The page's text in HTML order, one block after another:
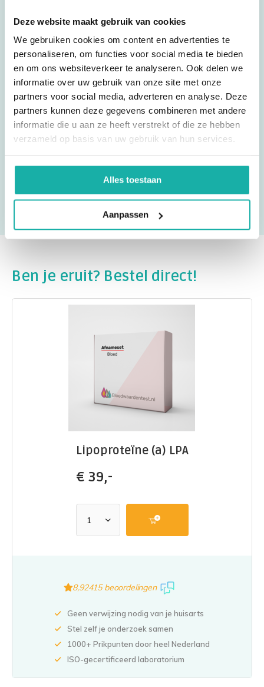
Deze website maakt gebruik van cookies
We gebruiken cookies om content en advertenties te
personaliseren, om functies voor social media te bieden
en om ons websiteverkeer te analyseren. Ook delen we
informatie over uw gebruik van onze site met onze
partners voor social media, adverteren en analyse. Deze
partners kunnen deze gegevens combineren met andere
informatie die u aan ze heeft verstrekt of die ze hebben
verzameld op basis van uw gebruik van hun services.
Alles toestaan
Aanpassen
Ik test hier regelmatig. Uitslag is snel binnen en
goede service.
Vincent
Ben je eruit? Bestel direct!
Lipoproteïne (a) LPA
€ 39,-
8,92415 beoordelingen
Geen verwijzing nodig van je huisarts
Stel zelf je onderzoek samen
1000+ Prikpunten door heel Nederland
ISO-gecertificeerd laboratorium